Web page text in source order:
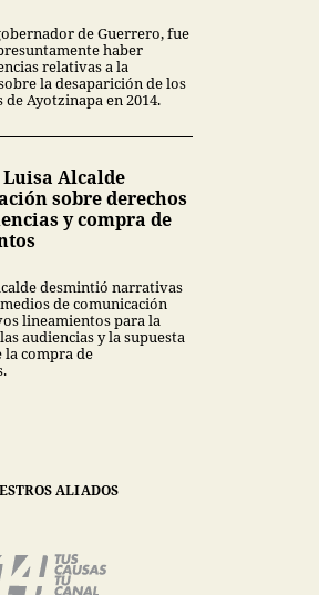
de Guerrero, fue
haber
relativas a la
la desaparición de los
Ayotzinapa en 2014.
Alcalde
sobre derechos
y compra de
desmintió narrativas
de comunicación
lineamientos para la
audiencias y la supuesta
la compra de
ALIADOS